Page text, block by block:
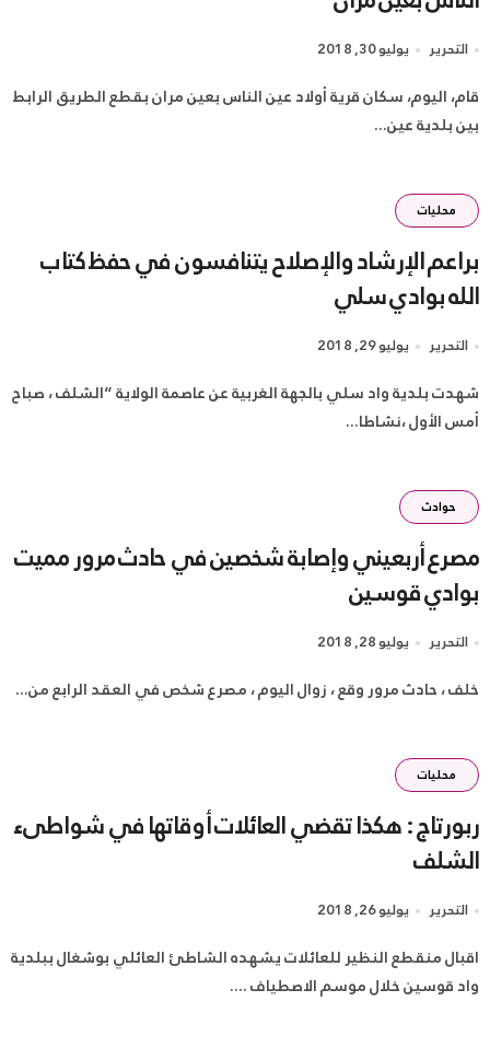
التحرير يوليو 30, 2018
قام، اليوم، سكان قرية أولاد عين الناس بعين مران بقطع الطريق الرابط
بين بلدية عين...
محليات
براعم الإرشاد والإصلاح يتنافسون في حفظ كتاب
الله بوادي سلي
التحرير يوليو 29, 2018
شهدت بلدية واد سلي بالجهة الغربية عن عاصمة الولاية “الشلف ، صباح
أمس الأول ،نشاطا...
حوادث
مصرع أربعيني وإصابة شخصين في حادث مرور مميت
بوادي قوسين
التحرير يوليو 28, 2018
خلف ، حادث مرور وقع ، زوال اليوم ، مصرع شخص في العقد الرابع من...
محليات
ربورتاج : هكذا تقضي العائلات أوقاتها في شواطىء
الشلف
التحرير يوليو 26, 2018
اقبال منقطع النظير للعائلات يشهده الشاطئ العائلي بوشغال ببلدية
واد قوسين خلال موسم الاصطياف ....